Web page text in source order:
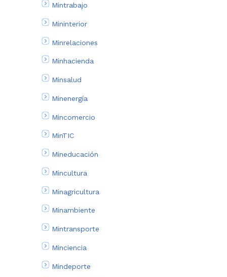
Mintrabajo
Mininterior
Minrelaciones
Minhacienda
Minsalud
Minenergía
Mincomercio
MinTIC
Mineducación
Mincultura
Minagricultura
Minambiente
Mintransporte
Minciencia
Mindeporte